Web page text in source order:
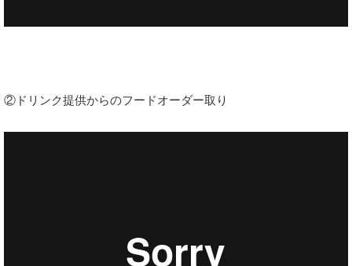
②ドリンク提供からのフードオーダー取り